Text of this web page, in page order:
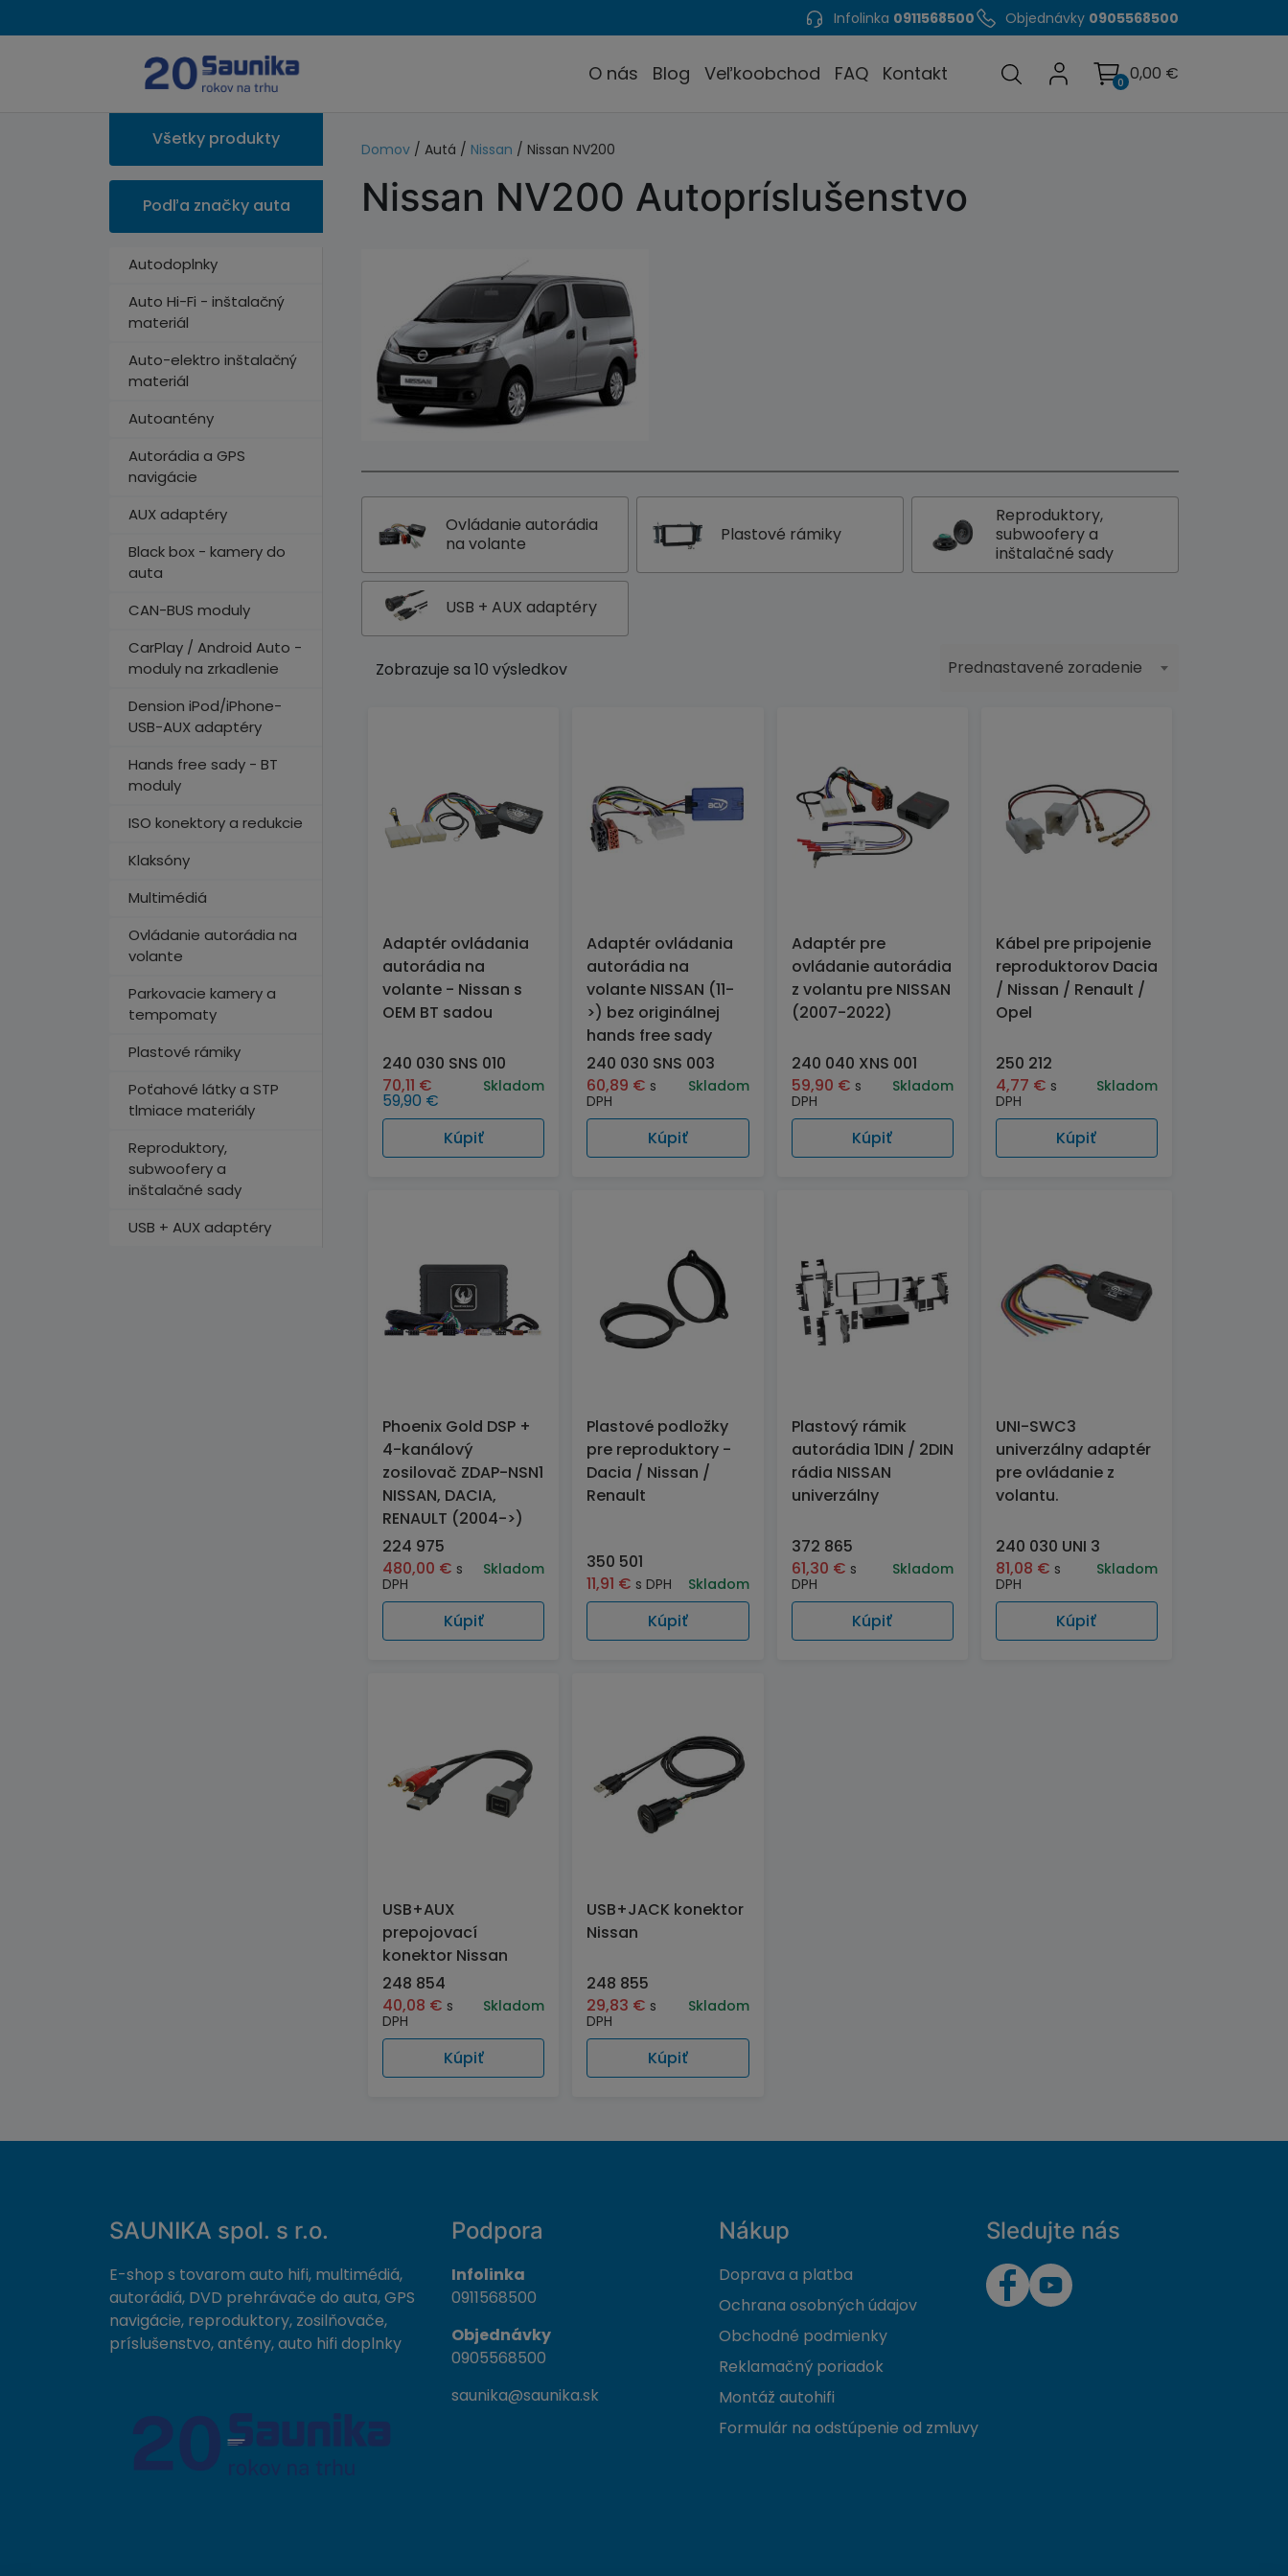
Infolinka 0911568500 Objednávky 0905568500
O nás Blog Veľkoobchod FAQ Kontakt 0 0,00 €
Všetky produkty
Podľa značky auta
Autodoplnky
Auto Hi-Fi - inštalačný
materiál
Auto-elektro inštalačný
materiál
Autoantény
Autorádia a GPS
navigácie
AUX adaptéry
Black box - kamery do
auta
CAN-BUS moduly
CarPlay / Android Auto -
moduly na zrkadlenie
Dension iPod/iPhone-
USB-AUX adaptéry
Hands free sady - BT
moduly
ISO konektory a redukcie
Klaksóny
Multimédiá
Ovládanie autorádia na
volante
Parkovacie kamery a
tempomaty
Plastové rámiky
Poťahové látky a STP
tlmiace materiály
Reproduktory,
subwoofery a
inštalačné sady
USB + AUX adaptéry
Domov / Autá / Nissan / Nissan NV200
Nissan NV200 Autopríslušenstvo
Ovládanie autorádia
na volante
Plastové rámiky
Reproduktory,
subwoofery a
inštalačné sady
USB + AUX adaptéry
Zobrazuje sa 10 výsledkov Prednastavené zoradenie
Adaptér ovládania
autorádia na
volante - Nissan s
OEM BT sadou
240 030 SNS 010
70,11 €
59,90 €
Skladom
Kúpiť
Adaptér ovládania
autorádia na
volante NISSAN (11-
>) bez originálnej
hands free sady
240 030 SNS 003
60,89 € s
DPH
Skladom
Kúpiť
Adaptér pre
ovládanie autorádia
z volantu pre NISSAN
(2007-2022)
240 040 XNS 001
59,90 € s
DPH
Skladom
Kúpiť
Kábel pre pripojenie
reproduktorov Dacia
/ Nissan / Renault /
Opel
250 212
4,77 € s
DPH
Skladom
Kúpiť
Phoenix Gold DSP +
4-kanálový
zosilovač ZDAP-NSN1
NISSAN, DACIA,
RENAULT (2004->)
224 975
480,00 € s
DPH
Skladom
Kúpiť
Plastové podložky
pre reproduktory -
Dacia / Nissan /
Renault
350 501
11,91 € s DPH Skladom
Kúpiť
Plastový rámik
autorádia 1DIN / 2DIN
rádia NISSAN
univerzálny
372 865
61,30 € s
DPH
Skladom
Kúpiť
UNI-SWC3
univerzálny adaptér
pre ovládanie z
volantu.
240 030 UNI 3
81,08 € s
DPH
Skladom
Kúpiť
USB+AUX
prepojovací
konektor Nissan
248 854
40,08 € s
DPH
Skladom
Kúpiť
USB+JACK konektor
Nissan
248 855
29,83 € s
DPH
Skladom
Kúpiť
SAUNIKA spol. s r.o.
E-shop s tovarom auto hifi, multimédiá,
autorádiá, DVD prehrávače do auta, GPS
navigácie, reproduktory, zosilňovače,
príslušenstvo, antény, auto hifi doplnky
Podpora
Infolinka
0911568500
Objednávky
0905568500
saunika@saunika.sk
Nákup
Doprava a platba
Ochrana osobných údajov
Obchodné podmienky
Reklamačný poriadok
Montáž autohifi
Formulár na odstúpenie od zmluvy
Sledujte nás